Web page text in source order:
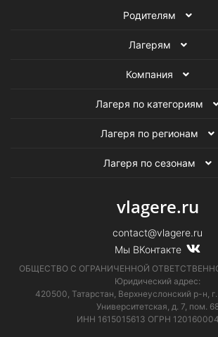
Родителям
Лагерям
Компания
Лагеря по категориям
Лагеря по регионам
Лагеря по сезонам
vlagere.ru
contact@vlagere.ru
Мы ВКонтакте
ОБЩЕСТВО С ОГРАНИЧЕННОЙ
Юридический адрес:
420500, Татарстан, Верхнеуслонский р-н,
Университетская, д. 7, пом.
ИНН 1615015613 ОГРН